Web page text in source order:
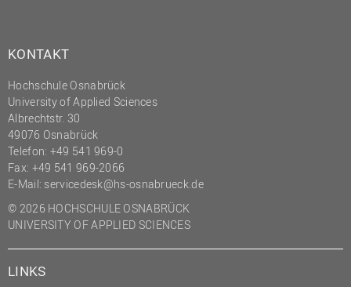
KONTAKT
Hochschule Osnabrück
University of Applied Sciences
Albrechtstr. 30
49076 Osnabrück
Telefon: +49 541 969-0
Fax: +49 541 969-2066
E-Mail: servicedesk@hs-osnabrueck.de
© 2026 HOCHSCHULE OSNABRÜCK
UNIVERSITY OF APPLIED SCIENCES
LINKS